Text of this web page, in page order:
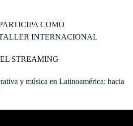
COMO
INTERNACIONAL
STREAMING
y música en Latinoamérica: hacia